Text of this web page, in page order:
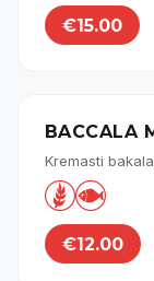
€15.00
BACCALA
Kremasti

€12.00